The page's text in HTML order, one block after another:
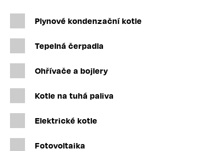
Plynové kondenzační kotle
Tepelná čerpadla
Ohřívače a bojlery
Kotle na tuhá paliva
Elektrické kotle
Fotovoltaika